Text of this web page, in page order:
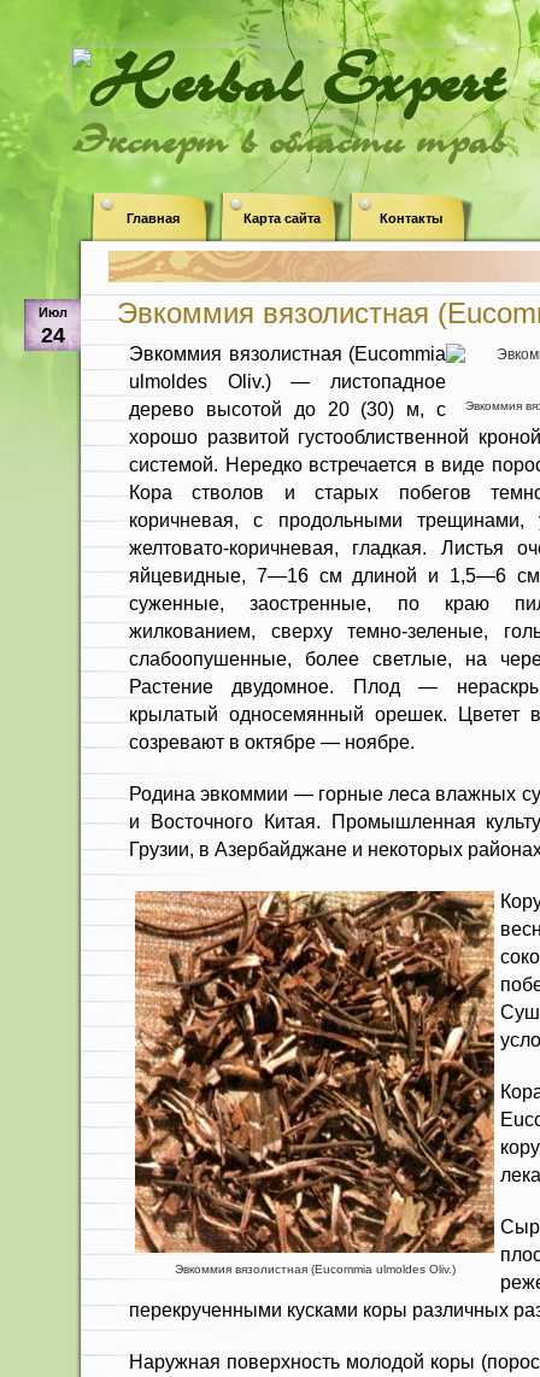
Эксперт в области трав
Главная Карта сайта Контакты
Июл
24
Эвкоммия вязолистная
Эвкоммия
Эвкоммия вязолистная (Eucommia
ulmoldes Oliv.) — листопадное
дерево высотой до 20 (30) м, с
хорошо развитой густообли­ственной
системой. Нередко встречается в виде
Кора стволов и старых побегов
коричневая, с продольны­ми
желтовато-коричневая, гладкая. Ли­стья
яйце­видные, 7—16 см длиной и 1,5—6
суженные, за­остренные, по краю
жилкованием, сверху темно-зеле­ные,
слабоопушенные, более светлые, на
Растение двудом­ное. Плод —
крылатый односемянный орешек.
созревают в октябре — ноябре.
Родина эвкоммии — горные леса влажных
и Восточного Китая. Промышленная
Грузии, в Азербайджане и некото­рых
Эвкоммия вязолистная (Eucommia ulmoldes Oliv.)
перекрученными кусками коры раз­личных
Наружная поверхность молодой коры